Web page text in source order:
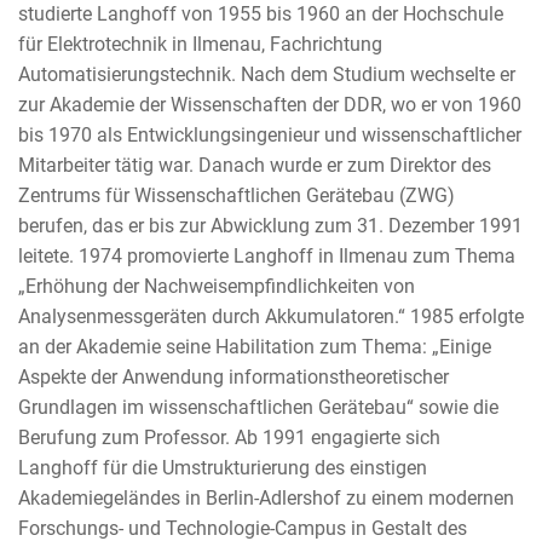
studierte Langhoff von 1955 bis 1960 an der Hochschule
für Elektrotechnik in Ilmenau, Fachrichtung
Automatisierungstechnik. Nach dem Studium wechselte er
zur Akademie der Wissenschaften der DDR, wo er von 1960
bis 1970 als Entwicklungsingenieur und wissenschaftlicher
Mitarbeiter tätig war. Danach wurde er zum Direktor des
Zentrums für Wissenschaftlichen Gerätebau (ZWG)
berufen, das er bis zur Abwicklung zum 31. Dezember 1991
leitete. 1974 promovierte Langhoff in Ilmenau zum Thema
„Erhöhung der Nachweisempfindlichkeiten von
Analysenmessgeräten durch Akkumulatoren.“ 1985 erfolgte
an der Akademie seine Habilitation zum Thema: „Einige
Aspekte der Anwendung informationstheoretischer
Grundlagen im wissenschaftlichen Gerätebau“ sowie die
Berufung zum Professor. Ab 1991 engagierte sich
Langhoff für die Umstrukturierung des einstigen
Akademiegeländes in Berlin-Adlershof zu einem modernen
Forschungs- und Technologie-Campus in Gestalt des